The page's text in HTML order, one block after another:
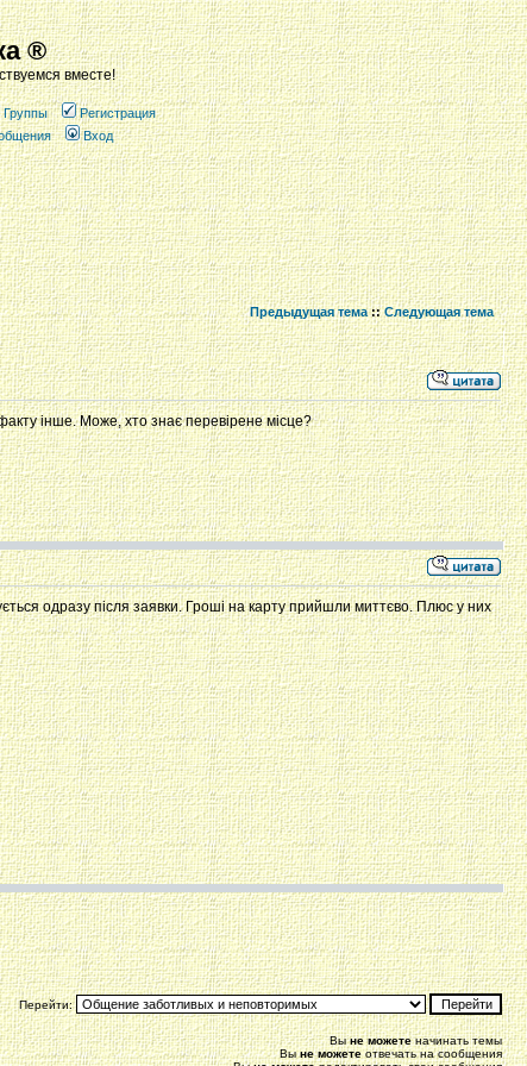
®
вместе!
Группы
Регистрация
Вход
Предыдущая тема::Следующая тема
інше. Може, хто знає перевірене місце?
одразу після заявки. Гроші на карту прийшли миттєво. Плюс у них
Перейти:
Выне можетеначинать темы
Выне можетеотвечать на сообщения